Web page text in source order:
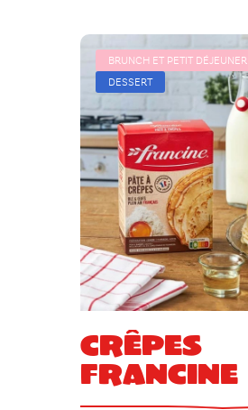
BRUNCH ET PETIT DÉJEUNER
DESSERT
Crêpes
Francine